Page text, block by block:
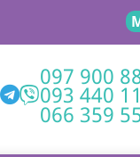
097 900
093 440
066 359